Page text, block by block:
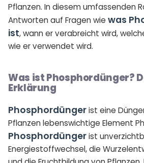
Pflanzen. In diesem umfassenden
Antworten auf Fragen wie was
ist, wann er verabreicht wird,
wie er verwendet wird.
Was ist Phosphordünger?
Erklärung
Phosphordüngerist eine
Pflanzen lebenswichtige Element
Phosphordüngerist
Energiestoffwechsel, die